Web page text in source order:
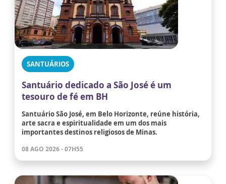
SANTUÁRIOS
Santuário dedicado a São José é um
tesouro de fé em BH
Santuário São José, em Belo Horizonte, reúne história,
arte sacra e espiritualidade em um dos mais
importantes destinos religiosos de Minas.
08 AGO 2026 - 07H55